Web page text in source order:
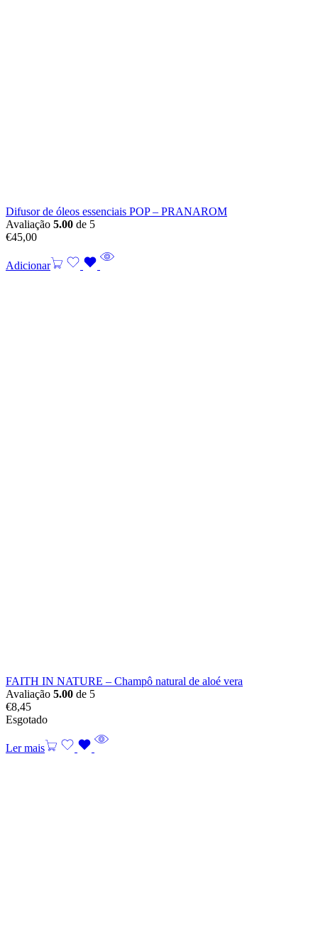
Difusor de óleos essenciais POP – PRANAROM
Avaliação 5.00 de 5
€45,00
Adicionar
FAITH IN NATURE – Champô natural de aloé vera
Avaliação 5.00 de 5
€8,45
Esgotado
Ler mais